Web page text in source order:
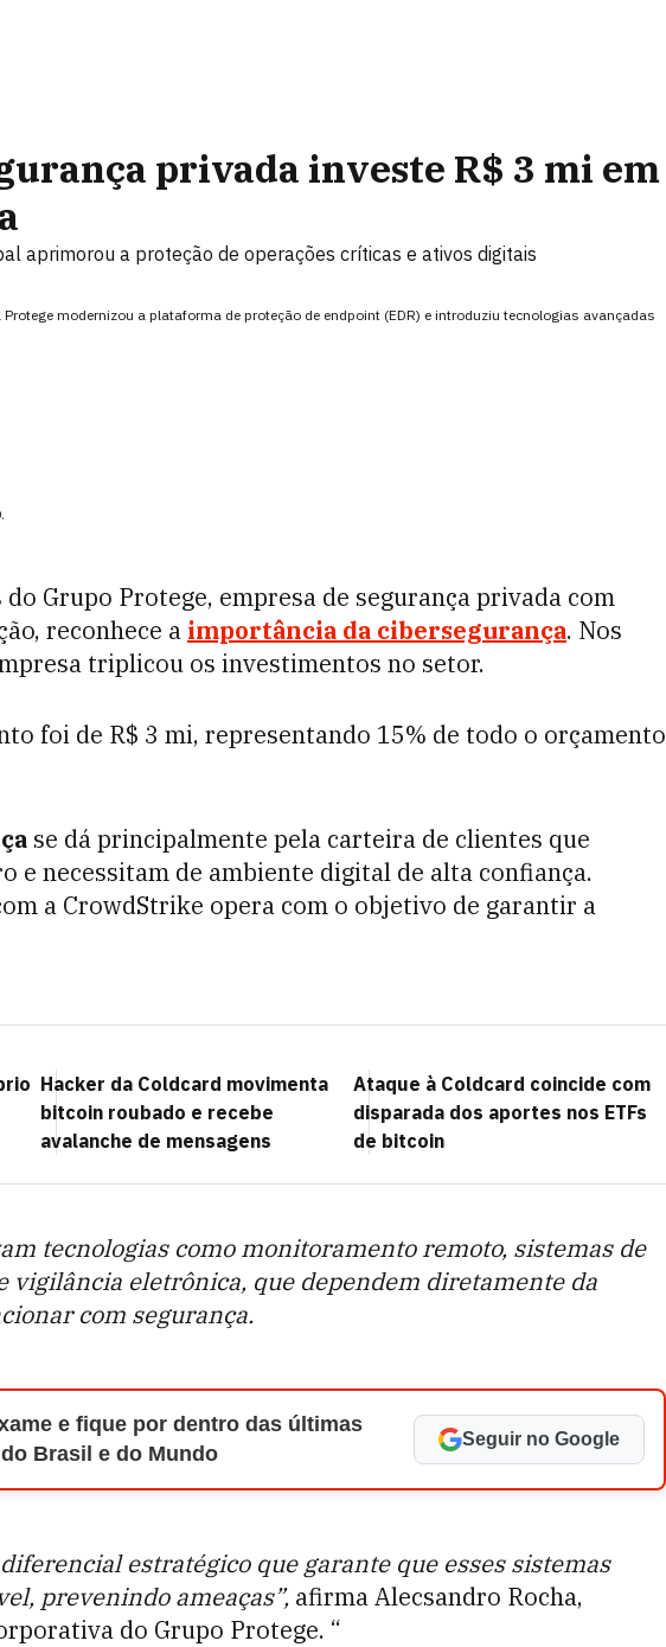
privada investe R$ 3 mi em
aprimorou a proteção de operações críticas e ativos digitais
modernizou a plataforma de proteção de endpoint (EDR) e introduziu tecnologias avançadas
.
Grupo Protege, empresa de segurança privada com
reconhece a importância da cibersegurança. Nos
triplicou os investimentos no setor.
foi de R$ 3 mi, representando 15% de todo o orçamento
se dá principalmente pela carteira de clientes que
e necessitam de ambiente digital de alta confiança.
a CrowdStrike opera com o objetivo de garantir a
Hacker da Coldcard movimenta
bitcoin roubado e recebe
avalanche de mensagens
Ataque à Coldcard coincide com
disparada dos aportes nos ETFs
de bitcoin
tecnologias como monitoramento remoto, sistemas de
vigilância eletrônica, que dependem diretamente da
com segurança.
e fique por dentro das últimas
Brasil e do Mundo
Seguir no Google
estratégico que garante que esses sistemas
prevenindo ameaças”, afirma Alecsandro Rocha,
do Grupo Protege. “